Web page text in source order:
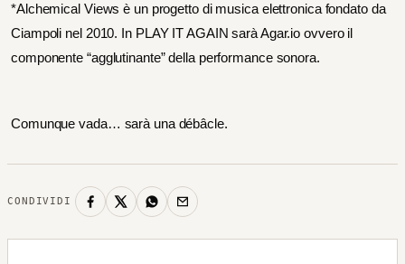
*Alchemical Views è un progetto di musica elettronica fondato da
Ciampoli nel 2010. In PLAY IT AGAIN sarà Agar.io ovvero il
componente “agglutinante” della performance sonora.
Comunque vada… sarà una débâcle.
CONDIVIDI